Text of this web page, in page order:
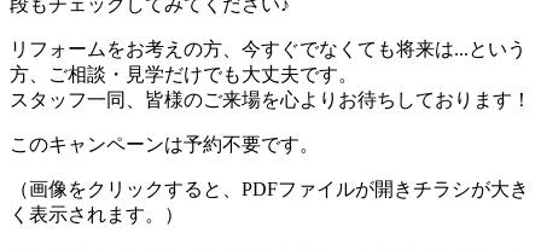
リフォームをお考えの方、今すぐでなくても将来は...という
方、ご相談・見学だけでも大丈夫です。
スタッフ一同、皆様のご来場を心よりお待ちしております！
このキャンペーンは予約不要です。
（画像をクリックすると、PDFファイルが開きチラシが大き
く表示されます。）